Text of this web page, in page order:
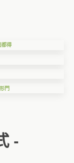
都得
門
-